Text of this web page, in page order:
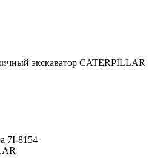
экскаватор CATERPILLAR
7I-8154